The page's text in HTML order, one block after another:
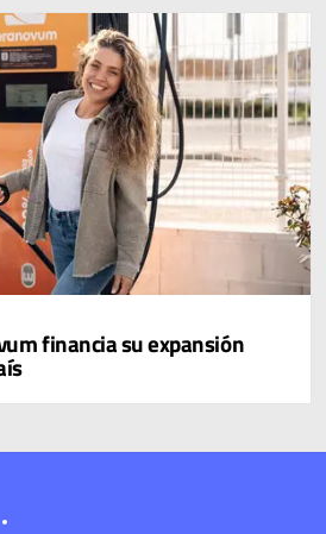
financia su expansión